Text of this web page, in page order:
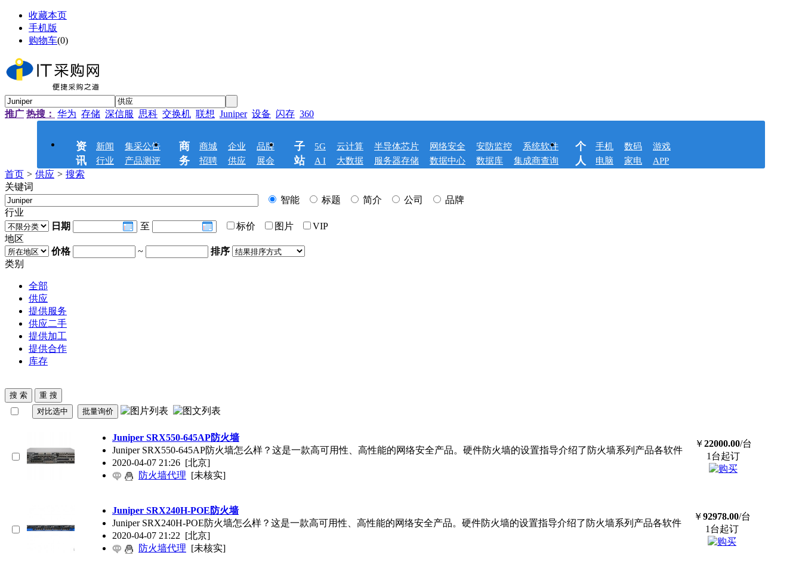
收藏本页
手机版
购物车(0)
推广 热搜： 华为 存储 深信服 思科 交换机 联想 Juniper 设备 闪存 360
资
讯
新闻
集采公告
行业
产品测评
商
务
商城 企业
品牌
招聘
供应 展会
子
站
5G 云计算 半导体芯片 网络安全 安防监控
系统软件
A I
大数据 服务器存储 数据中心 数据库 集成商查询
个
人
手机 数码
游戏
电脑
家电 APP
首页 > 供应 > 搜索
关键词
智能
标题 简介 公司
品牌
行业
日期
至 标价 图片
VIP
地区
价格
~
排序
类别
全部
供应
提供服务
供应二手
提供加工
提供合作
库存
Juniper SRX550-645AP防火墙
JuniperSRX550-645AP防火墙怎么样？这是一款高可用性、高性能的网络安全产品。硬件防火墙的设置指导介绍了防火墙系列产品各软件
2020-04-07 21:26 [北京]
防火墙代理 [未核实]
￥22000.00/台
1台起订
Juniper SRX240H-POE防火墙
JuniperSRX240H-POE防火墙怎么样？这是一款高可用性、高性能的网络安全产品。硬件防火墙的设置指导介绍了防火墙系列产品各软件
2020-04-07 21:22 [北京]
防火墙代理 [未核实]
￥92978.00/台
1台起订